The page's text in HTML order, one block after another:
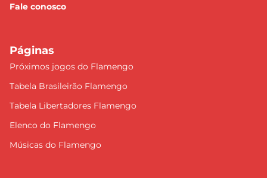
Fale conosco
Páginas
Próximos jogos do Flamengo
Tabela Brasileirão Flamengo
Tabela Libertadores Flamengo
Elenco do Flamengo
Músicas do Flamengo